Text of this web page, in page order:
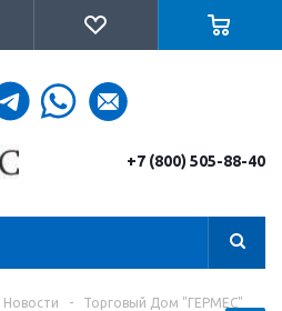
+7 (800) 505-88-40
Новости -
Торговый Дом "ГЕРМЕС"